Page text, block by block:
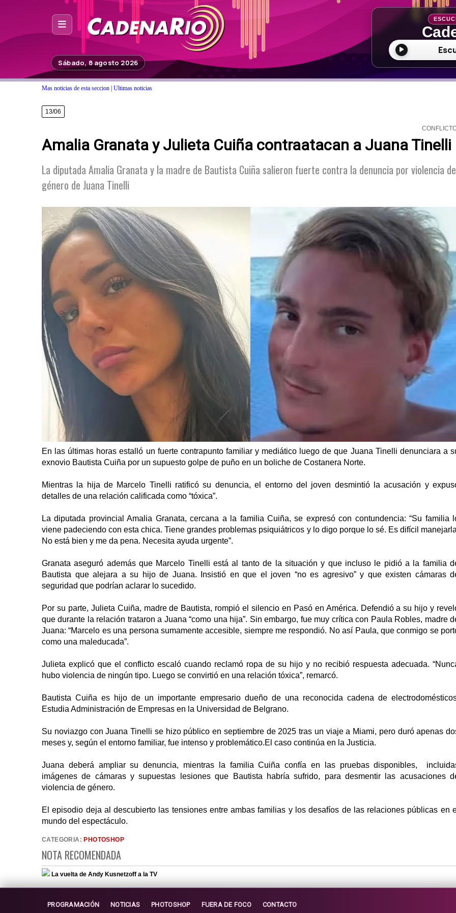
Noticias
Fuera de Foco
Programación
Contacto
Sábado, 8 agosto 2026
Mas noticias de esta seccion Ultimas noticias
13/06
Amalia Granata y Julieta Cuiña contraatacan a Juana Tinelli
La diputada Amalia Granata y la madre de Bautista Cuiña salieron fuerte contra la denuncia por violencia de
género de Juana Tinelli
En las últimas horas estalló un fuerte contrapunto familiar y mediático luego de que Juana Tinelli denunciara a
exnovio Bautista Cuiña por un supuesto golpe de puño en un boliche de Costanera Norte.
Mientras la hija de Marcelo Tinelli ratificó su denuncia, el entorno del joven desmintió la acusación y
detalles de una relación calificada como “tóxica”.
La diputada provincial Amalia Granata, cercana a la familia Cuiña, se expresó con contundencia: “Su familia
viene padeciendo con esta chica. Tiene grandes problemas psiquiátricos y lo digo porque lo sé. Es difícil
No está bien y me da pena. Necesita ayuda urgente”.
Granata aseguró además que Marcelo Tinelli está al tanto de la situación y que incluso le pidió a la familia
Bautista que alejara a su hijo de Juana. Insistió en que el joven “no es agresivo” y que existen cámaras
seguridad que podrían aclarar lo sucedido.
Por su parte, Julieta Cuiña, madre de Bautista, rompió el silencio en Pasó en América. Defendió a su hijo y
que durante la relación trataron a Juana “como una hija”. Sin embargo, fue muy crítica con Paula Robles, madre
Juana: “Marcelo es una persona sumamente accesible, siempre me respondió. No así Paula, que conmigo se
como una maleducada”.
Julieta explicó que el conflicto escaló cuando reclamó ropa de su hijo y no recibió respuesta adecuada.
hubo violencia de ningún tipo. Luego se convirtió en una relación tóxica”, remarcó.
Bautista Cuiña es hijo de un importante empresario dueño de una reconocida cadena de
Estudia Administración de Empresas en la Universidad de Belgrano.
Su noviazgo con Juana Tinelli se hizo público en septiembre de 2025 tras un viaje a Miami, pero duró apenas
meses y, según el entorno familiar, fue intenso y problemático.El caso continúa en la Justicia.
Juana deberá ampliar su denuncia, mientras la familia Cuiña confía en las pruebas disponibles,
imágenes de cámaras y supuestas lesiones que Bautista habría sufrido, para desmentir las acusaciones
violencia de género.
El episodio deja al descubierto las tensiones entre ambas familias y los desafíos de las relaciones públicas en
mundo del espectáculo.
CATEGORIA: PHOTOSHOP
NOTA RECOMENDADA
La vuelta de Andy Kusnetzoff a la TV
PROGRAMACIÓN NOTICIAS PHOTOSHOP FUERA DE FOCO CONTACTO